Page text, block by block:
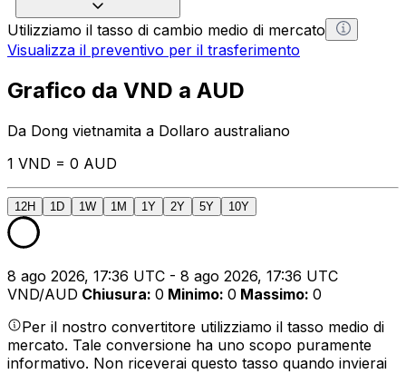
Utilizziamo il tasso di cambio medio di mercato
Visualizza il preventivo per il trasferimento
Grafico da VND a AUD
Da Dong vietnamita a Dollaro australiano
1 VND = 0 AUD
12H 1D 1W 1M 1Y 2Y 5Y 10Y
8 ago 2026, 17:36 UTC - 8 ago 2026, 17:36 UTC
VND/AUD Chiusura: 0 Minimo: 0 Massimo: 0
Per il nostro convertitore utilizziamo il tasso medio di
mercato. Tale conversione ha uno scopo puramente
informativo. Non riceverai questo tasso quando invierai